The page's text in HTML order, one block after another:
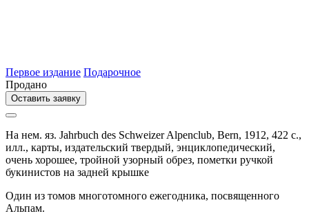
Первое издание Подарочное
Продано
Оставить заявку
На нем. яз. Jahrbuch des Schweizer Alpenclub, Bern, 1912, 422 с.,
илл., карты, издательский твердый, энциклопедический,
очень хорошее, тройной узорный обрез, пометки ручкой
букинистов на задней крышке
Один из томов многотомного ежегодника, посвященного
Альпам.